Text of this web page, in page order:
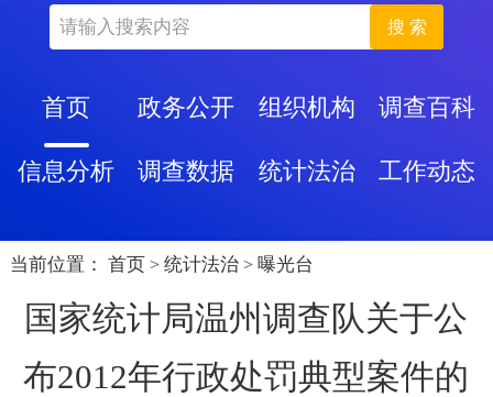
搜 索
首页 政务公开 组织机构 调查百科
信息分析 调查数据 统计法治 工作动态
当前位置： 首页 > 统计法治 > 曝光台
国家统计局温州调查队关于公
布2012年行政处罚典型案件的